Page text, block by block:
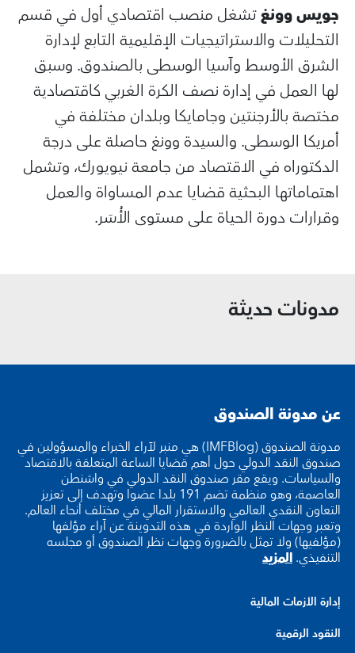
جويس وونغتشغل منصب اقتصادي أول في قسم
التحليلات والاستراتيجيات الإقليمية التابع لإدارة
الشرق الأوسط وآسيا الوسطى بالصندوق. وسبق
لها العمل في إدارة نصف الكرة الغربي كاقتصادية
مختصة بالأرجنتين وجامايكا وبلدان مختلفة في
أمريكا الوسطى. والسيدة وونغ حاصلة على درجة
الدكتوراه في الاقتصاد من جامعة نيويورك، وتشمل
اهتماماتها البحثية قضايا عدم المساواة والعمل
وقرارات دورة الحياة على مستوى الأُسَر.
مدونات حديثة
عن مدونة الصندوق
مدونة الصندوق (IMFBlog) هي منبر لآراء الخبراء والمسؤولين في
صندوق النقد الدولي حول أهم قضايا الساعة المتعلقة بالاقتصاد
والسياسات. ويقع مقر صندوق النقد الدولي في واشنطن
العاصمة، وهو منظمة تضم 191 بلدا عضوا وتهدف إلى تعزيز
التعاون النقدي العالمي والاستقرار المالي في مختلف أنحاء العالم.
وتعبر وجهات النظر الواردة في هذه التدوينة عن آراء مؤلفها
(مؤلفيها) ولا تمثل بالضرورة وجهات نظر الصندوق أو مجلسه
التنفيذي.المزيد
إدارة الأزمات المالية
النقود الرقمية